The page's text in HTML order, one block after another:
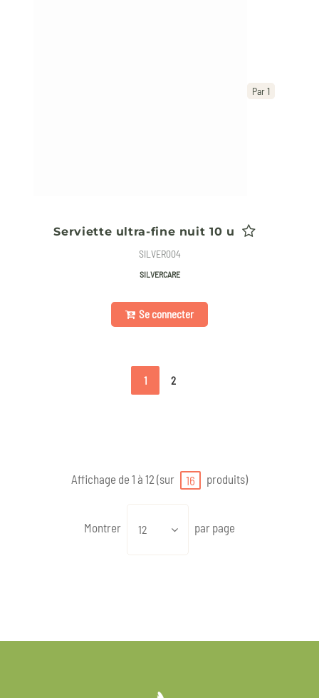
Par 1
Serviette ultra-fine nuit 10 u
SILVER004
SILVERCARE
Se connecter
1 2
Affichage de 1 à 12 (sur 16 produits)
Montrer 12 par page